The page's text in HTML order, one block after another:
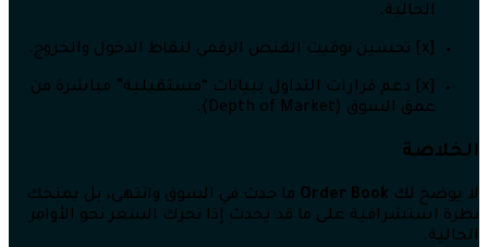
الحالية.
[x] تحسين توقيت القنص الرقمي لنقاط الدخول والخروج.
[x] دعم قرارات التداول ببيانات “مستقبلية” مباشرة من
عمق السوق (Depth of Market).
الخلاصة
لا يوضح لك Order Book ما حدث في السوق وانتهى، بل يمنحك
نظرة استشرافية على ما قد يحدث إذا تحرك السعر نحو الأوامر
الحالية.